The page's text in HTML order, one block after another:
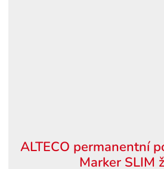
ALTECO permanentní
Marker SLIM